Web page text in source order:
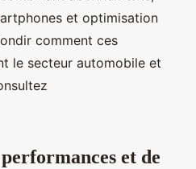
et optimisation
comment ces
le secteur automobile et
et de